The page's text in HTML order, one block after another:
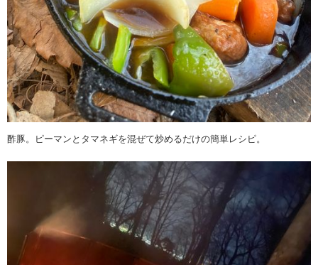
酢豚。ピーマンとタマネギを混ぜて炒めるだけの簡単レシピ。